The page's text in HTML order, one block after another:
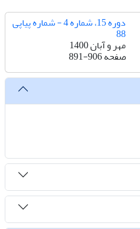
دوره 15، شماره 4 - شماره پیاپی
88
مهر و آبان 1400
صفحه891-906